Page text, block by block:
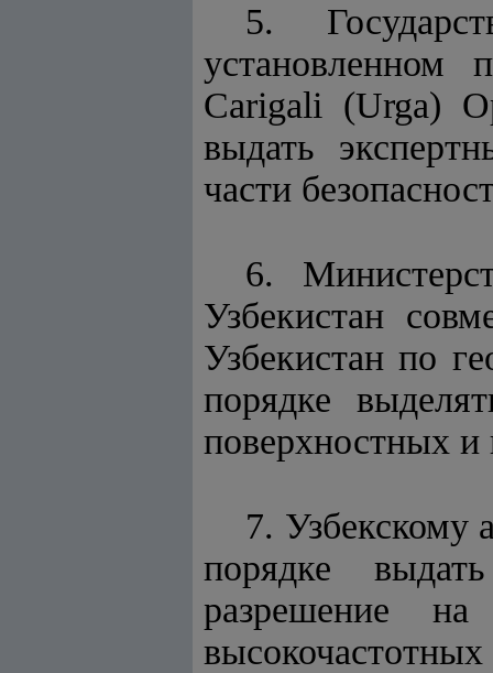
5.
установленном
Carigali (Urga)
выдать
части
6.
Узбекистан
Узбекистан по
порядке
поверхностных и
7. Узбекскому
порядке
разрешение на